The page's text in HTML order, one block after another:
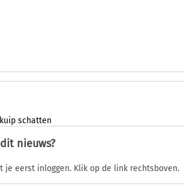
kuip schatten
nieuws?
je eerst inloggen. Klik op de link rechtsboven.